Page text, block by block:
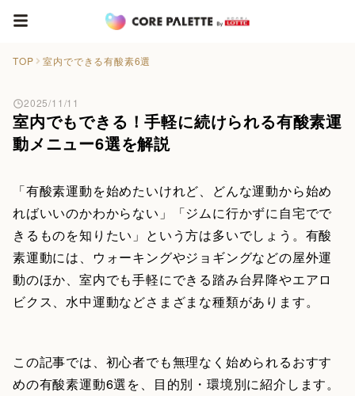
TOP 室内でできる有酸素6選
室内でもできる！手軽に続けられる有酸素運
動メニュー6選を解説
2025/11/11
「有酸素運動を始めたいけれど、どんな運動から始め
ればいいのかわからない」「ジムに行かずに自宅でで
きるものを知りたい」という方は多いでしょう。有酸
素運動には、ウォーキングやジョギングなどの屋外運
動のほか、室内でも手軽にできる踏み台昇降やエアロ
ビクス、水中運動などさまざまな種類があります。
この記事では、初心者でも無理なく始められるおすす
めの有酸素運動6選を、目的別・環境別に紹介します。